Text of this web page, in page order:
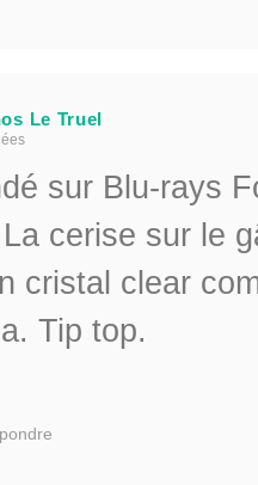
Le Truel
sur Blu-rays
cerise sur le
cristal clear
Tip top.